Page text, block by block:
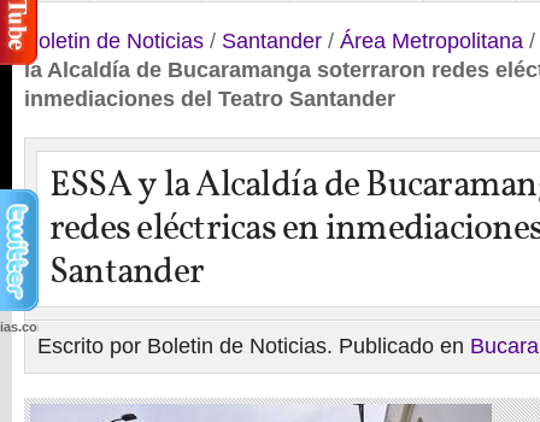
Boletin de Noticias / Santander / Área Metropolitana /
la Alcaldía de Bucaramanga soterraron redes
inmediaciones del Teatro Santander
ESSA y la Alcaldía de
redes eléctricas en
Santander
Escrito por Boletin de Noticias. Publicado en
wp-